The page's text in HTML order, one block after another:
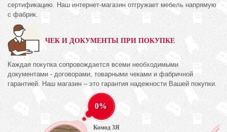
сертификацию. Наш интернет-магазин отгружает мебель напрямую
с фабрик.
ЧЕК И ДОКУМЕНТЫ ПРИ ПОКУПКЕ
Каждая покупка сопровождается всеми необходимыми
документами - договорами, товарными чеками и фабричной
гарантией. Наш магазин – это гарантия надежности Вашей покупки.
0%
Комод 3Я